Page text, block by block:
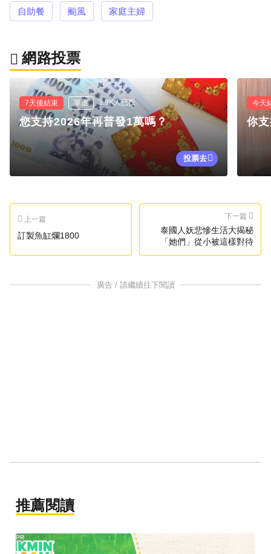
自助餐 颱風 家庭主婦
網路投票
7天後結束 單選 3.9K人已投
您支持2026年再普發1萬嗎？
投票去
今天
你
上一篇
訂製魚缸爛1800
下一篇
泰國人妖悲慘生活大揭秘
「她們」從小被這樣對待
廣告 / 請繼續往下閱讀
推薦閱讀
PR